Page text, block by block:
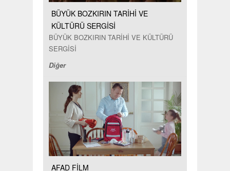
BÜYÜK BOZKIRIN TARİHİ VE
KÜLTÜRÜ SERGİSİ
BÜYÜK BOZKIRIN TARİHİ VE KÜLTÜRÜ
SERGİSİ
Diğer
AFAD FİLM